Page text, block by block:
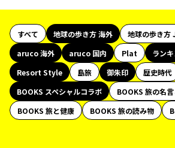
すべて 地球の歩き方 海外
地球の歩き方
aruco 海外
aruco 国内 Plat
ラン
Resort Style
島旅 御朱印 歴史時代
BOOKS スペシャルコラボ
BOOKS 旅の名
BOOKS 旅と健康
BOOKS 旅の読み物